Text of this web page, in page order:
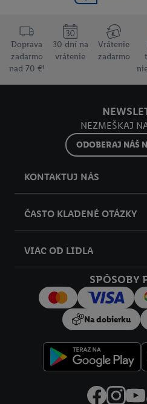
Doprava
zadarmo
nad 70 €¹
30 dní na
vrátenie
Vrátenie
zadarmo
NEZMEŠKAJ
ODOBERAJ NÁŠ
KONTAKTUJ NÁS
ČASTO KLADENÉ OTÁZKY
VIAC OD LIDLA
SPÔSOBY
Na dobierku